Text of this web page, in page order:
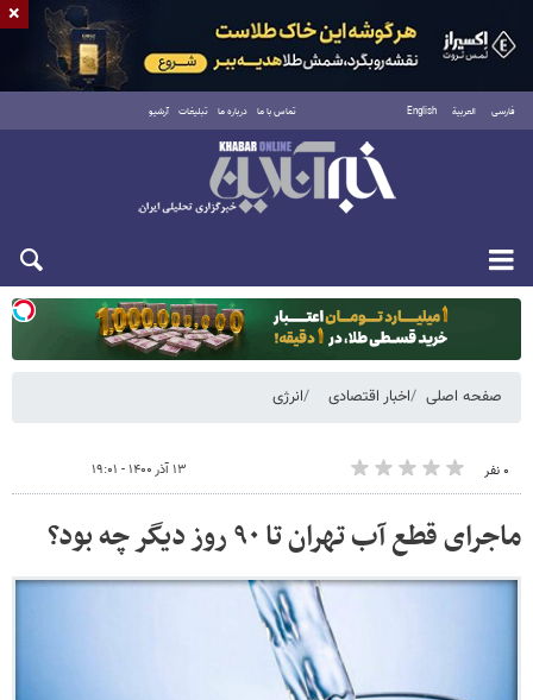
فارسی العربية English تماس با ما درباره ما تبلیغات آرشیو
یکشنبه ۱۸ مرداد ۱۴۰۵
صفحه اصلی اخبار اقتصادی انرژی
۰ نفر ۱۳ آذر ۱۴۰۰ - ۱۹:۰۱
ماجرای قطع آب تهران تا ۹۰ روز دیگر چه بود؟
×